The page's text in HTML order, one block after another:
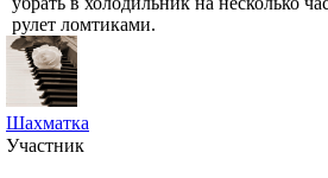
рулет ломтиками.
Шахматка
Участник